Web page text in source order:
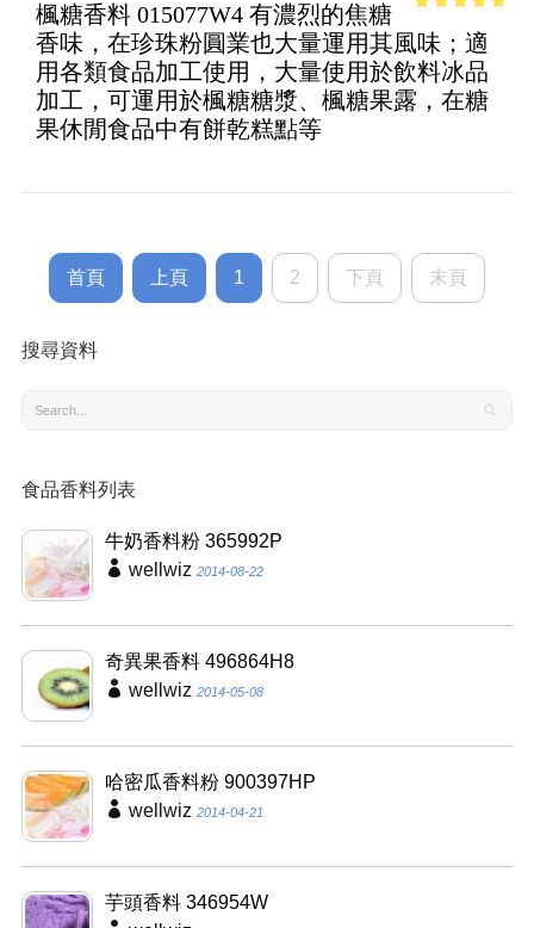
5
楓糖香料 015077W4 有濃烈的焦糖
香味，在珍珠粉圓業也大量運用其風味；適
用各類食品加工使用，大量使用於飲料冰品
加工，可運用於楓糖糖漿、楓糖果露，在糖
果休閒食品中有餅乾糕點等
首頁 上頁 1 2 下頁 末頁
搜尋資料
食品香料列表
牛奶香料粉 365992P
wellwiz 2014-08-22
奇異果香料 496864H8
wellwiz 2014-05-08
哈密瓜香料粉 900397HP
wellwiz 2014-04-21
芋頭香料 346954W